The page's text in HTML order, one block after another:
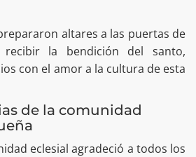
altares a las puertas de
la bendición del santo,
con el amor a la cultura de esta
de la comunidad
eclesial agradeció a todos los